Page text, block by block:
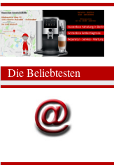
Die Beliebtesten